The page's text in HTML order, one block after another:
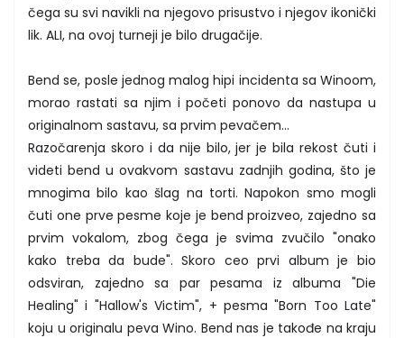
čega su svi navikli na njegovo prisustvo i njegov ikonički
lik. ALI, na ovoj turneji je bilo drugačije.
Bend se, posle jednog malog hipi incidenta sa Winoom,
morao rastati sa njim i početi ponovo da nastupa u
originalnom sastavu, sa prvim pevačem...
Razočarenja skoro i da nije bilo, jer je bila rekost čuti i
videti bend u ovakvom sastavu zadnjih godina, što je
mnogima bilo kao šlag na torti. Napokon smo mogli
čuti one prve pesme koje je bend proizveo, zajedno sa
prvim vokalom, zbog čega je svima zvučilo "onako
kako treba da bude". Skoro ceo prvi album je bio
odsviran, zajedno sa par pesama iz albuma "Die
Healing" i "Hallow's Victim", + pesma "Born Too Late"
koju u originalu peva Wino. Bend nas je takođe na kraju